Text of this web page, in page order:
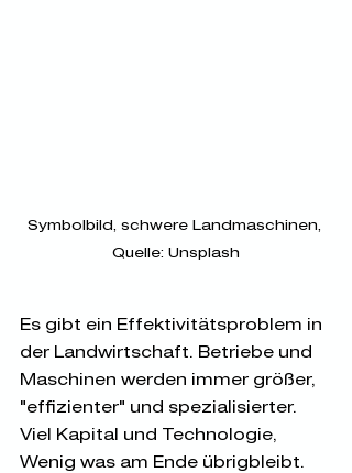
Symbolbild, schwere Landmaschinen,
Quelle: Unsplash
Es gibt ein Effektivitätsproblem in
der Landwirtschaft. Betriebe und
Maschinen werden immer größer,
"effizienter" und spezialisierter.
Viel Kapital und Technologie,
Wenig was am Ende übrigbleibt.